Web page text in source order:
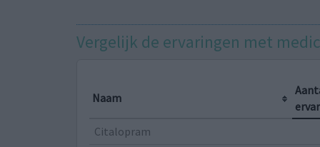
Vergelijk de ervaringen met
Naam
Citalopram